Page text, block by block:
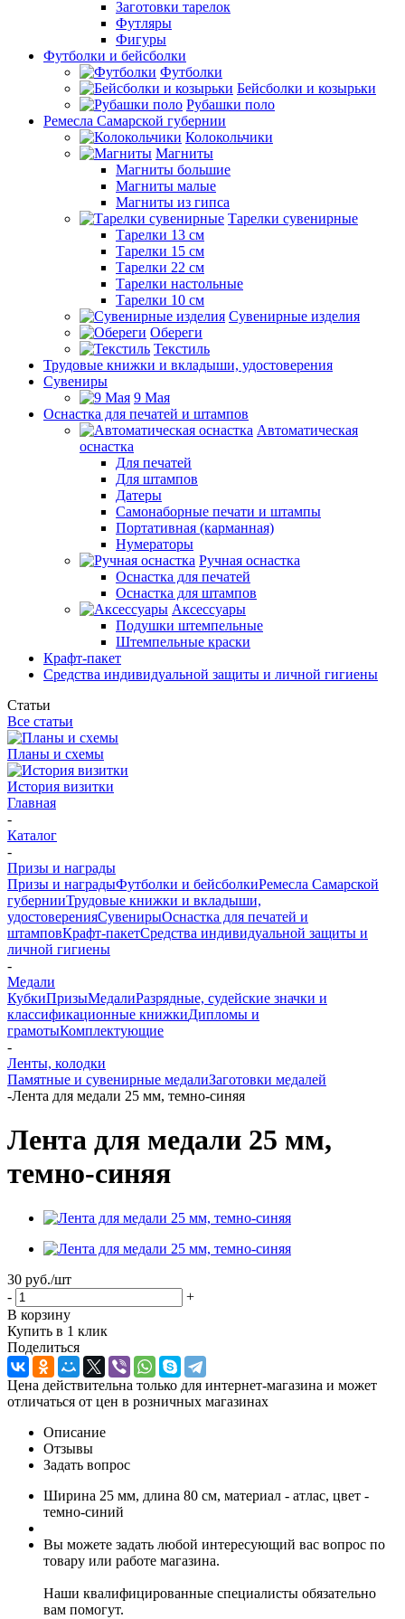
Заготовки тарелок
Футляры
Фигуры
Футболки и бейсболки
Футболки
Бейсболки и козырьки
Рубашки поло
Ремесла Самарской губернии
Колокольчики
Магниты
Магниты большие
Магниты малые
Магниты из гипса
Тарелки сувенирные
Тарелки 13 см
Тарелки 15 см
Тарелки 22 см
Тарелки настольные
Тарелки 10 см
Сувенирные изделия
Обереги
Текстиль
Трудовые книжки и вкладыши, удостоверения
Сувениры
9 Мая
Оснастка для печатей и штампов
Автоматическая
оснастка
Для печатей
Для штампов
Датеры
Самонаборные печати и штампы
Портативная (карманная)
Нумераторы
Ручная оснастка
Оснастка для печатей
Оснастка для штампов
Аксессуары
Подушки штемпельные
Штемпельные краски
Крафт-пакет
Средства индивидуальной защиты и личной гигиены
Статьи
Все статьи
Планы и схемы
История визитки
Главная
-
Каталог
-
Призы и награды
Призы и наградыФутболки и бейсболкиРемесла Самарской
губернииТрудовые книжки и вкладыши,
удостоверенияСувенирыОснастка для печатей и
штамповКрафт-пакетСредства индивидуальной защиты и
личной гигиены
-
Медали
КубкиПризыМедалиРазрядные, судейские значки и
классификационные книжкиДипломы и
грамотыКомплектующие
-
Ленты, колодки
Памятные и сувенирные медалиЗаготовки медалей
-Лента для медали 25 мм, темно-синяя
Лента для медали 25 мм,
темно-синяя
30 руб./шт
-
+
В корзину
Купить в 1 клик
Поделиться
Цена действительна только для интернет-магазина и может
отличаться от цен в розничных магазинах
Описание
Отзывы
Задать вопрос
Ширина 25 мм, длина 80 см, материал - атлас, цвет -
темно-синий
Вы можете задать любой интересующий вас вопрос по
товару или работе магазина.
Наши квалифицированные специалисты обязательно
вам помогут.